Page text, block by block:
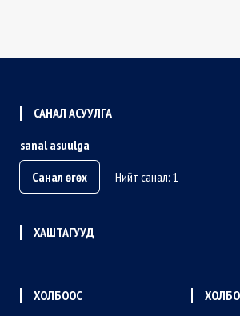
САНАЛ АСУУЛГА
sanal asuulga
Санал өгөх
Нийт санал: 1
ХАШТАГУУД
ХОЛБООС